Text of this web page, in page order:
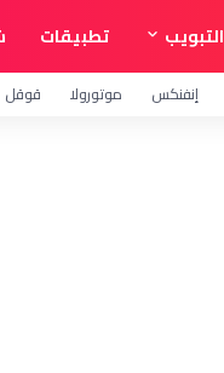
التبويب تطبيقات
إنفنكس موتورولا قوقل